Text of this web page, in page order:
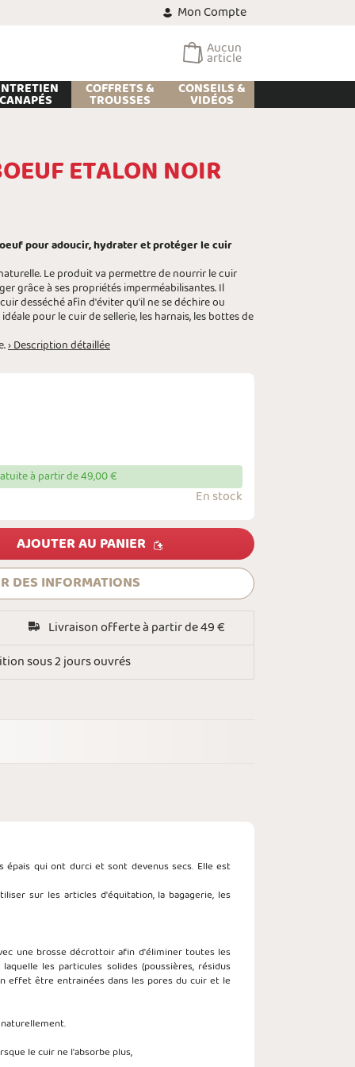
Mon Compte
Aucun
article
CANAPÉS
COFFRETS &
TROUSSES
CONSEILS &
VIDÉOS
ETALON NOIR
pour adoucir, hydrater et protéger le cuir
Le produit va permettre de nourrir le cuir
grâce à ses propriétés imperméabilisantes. Il
desséché afin d'éviter qu'il ne se déchire ou
pour le cuir de sellerie, les harnais, les bottes de
› Description détaillée
à partir de 49,00 €
En stock
AJOUTER AU PANIER
DES INFORMATIONS
Livraison offerte à partir de 49 €
sous 2 jours ouvrés
qui ont durci et sont devenus secs. Elle est
sur les articles d'équitation, la bagagerie, les
une brosse décrottoir afin d'éliminer toutes les
les particules solides (poussières, résidus
effet être entrainées dans les pores du cuir et le
le cuir ne l'absorbe plus,